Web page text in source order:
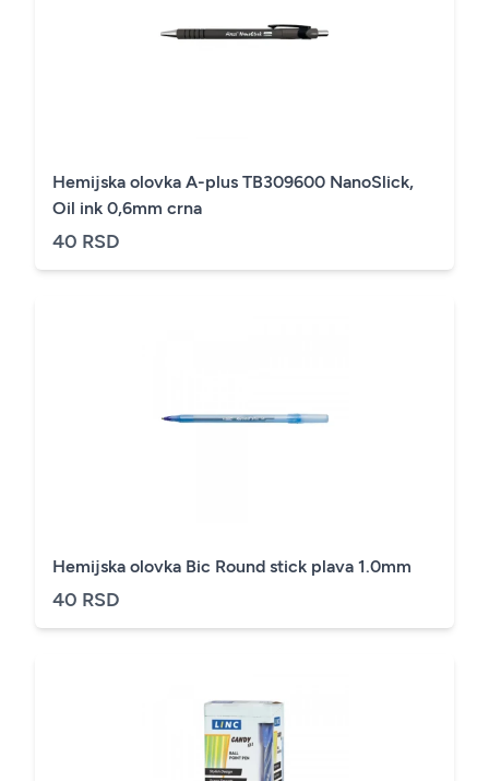
Hemijska olovka A-plus TB309600 NanoSlick,
Oil ink 0,6mm crna
40 RSD
Hemijska olovka Bic Round stick plava 1.0mm
40 RSD